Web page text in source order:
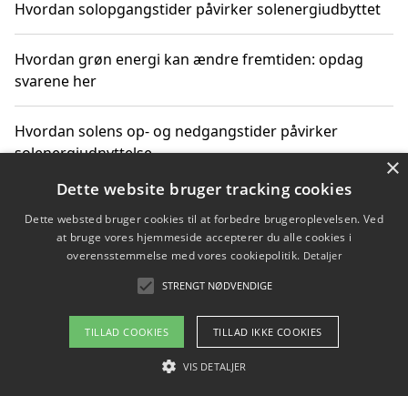
Hvordan solopgangstider påvirker solenergiudbyttet
Hvordan grøn energi kan ændre fremtiden: opdag
svarene her
Hvordan solens op- og nedgangstider påvirker
solenergiudnyttelse
Hvordan du får svar på energispørgsmål om
vedvarende energikilder
Om / kontakt
Blog Betingelser
×
Dette website bruger tracking cookies
Dette websted bruger cookies til at forbedre brugeroplevelsen. Ved
at bruge vores hjemmeside accepterer du alle cookies i
overensstemmelse med vores cookiepolitik. Detaljer
STRENGT NØDVENDIGE
TILLAD COOKIES TILLAD IKKE COOKIES
VIS DETALJER